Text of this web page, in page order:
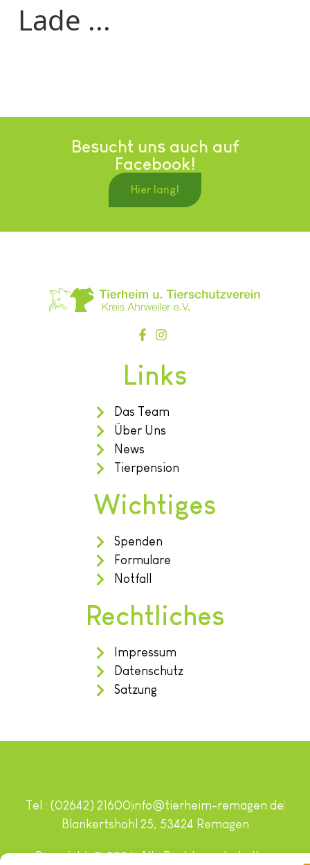
Lade ...
Besucht uns auch auf
Facebook!
Hier lang!
Links
Das Team
Über Uns
News
Tierpension
Wichtiges
Spenden
Formulare
Notfall
Rechtliches
Impressum
Datenschutz
Satzung
Copyright © 2024. Alle Rechte vorbehalten.
Tel.: (02642) 21600info@tierheim-remagen.de
Blankertshohl 25, 53424 Remagen